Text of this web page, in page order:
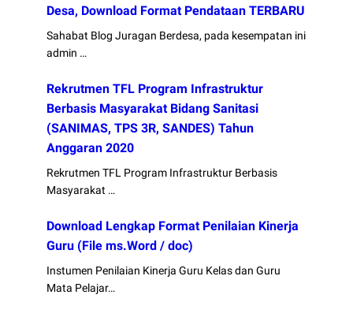
Desa, Download Format Pendataan TERBARU
Sahabat Blog Juragan Berdesa, pada kesempatan ini
admin …
Rekrutmen TFL Program Infrastruktur
Berbasis Masyarakat Bidang Sanitasi
(SANIMAS, TPS 3R, SANDES) Tahun
Anggaran 2020
Rekrutmen TFL Program Infrastruktur Berbasis
Masyarakat …
Download Lengkap Format Penilaian Kinerja
Guru (File ms.Word / doc)
Instumen Penilaian Kinerja Guru Kelas dan Guru
Mata Pelajar…